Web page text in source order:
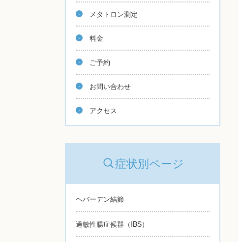
メタトロン測定
料金
ご予約
お問い合わせ
アクセス
症状別ページ
ヘバーデン結節
過敏性腸症候群（IBS）